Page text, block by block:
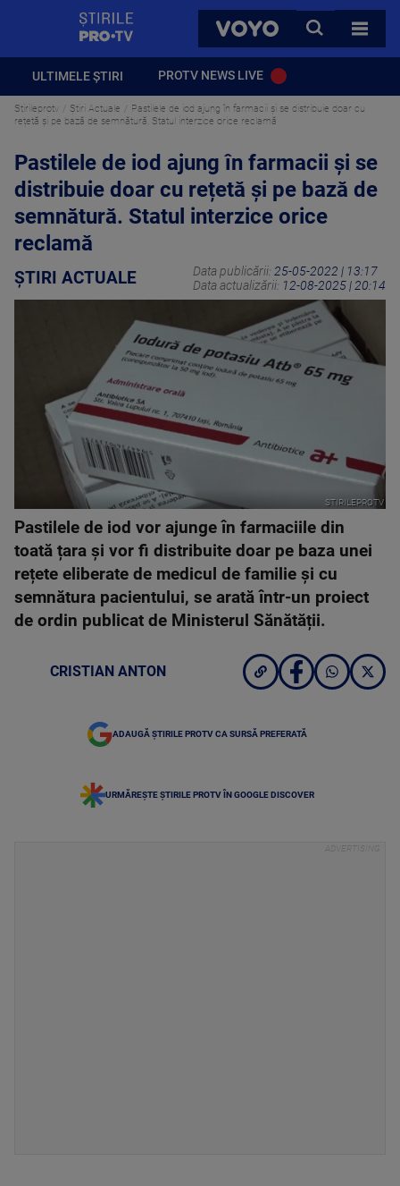
VOYO
CAUTA
TOATE
ULTIMELE ȘTIRI PROTV NEWS LIVE
Stirileprotv Știri Actuale
Pastilele de iod ajung în farmacii și se distribuie doar cu
rețetă și pe bază de semnătură. Statul interzice orice reclamă
Pastilele de iod ajung în farmacii și se
distribuie doar cu rețetă și pe bază de
semnătură. Statul interzice orice
reclamă
ȘTIRI ACTUALE Data publicării: 25-05-2022 | 13:17
Data actualizării: 12-08-2025 | 20:14
STIRILEPROTV
Pastilele de iod vor ajunge în farmaciile din
toată țara și vor fi distribuite doar pe baza unei
rețete eliberate de medicul de familie și cu
semnătura pacientului, se arată într-un proiect
de ordin publicat de Ministerul Sănătății.
CRISTIAN ANTON
ADAUGĂ ȘTIRILE PROTV CA SURSĂ PREFERATĂ
URMĂREȘTE ȘTIRILE PROTV ÎN GOOGLE DISCOVER